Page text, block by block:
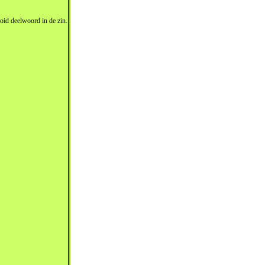
deelwoord in de zin.